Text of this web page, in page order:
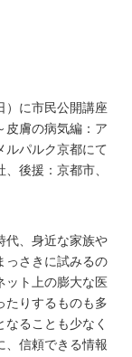
）に市民公開講座
皮膚の病気編：ア
ルパルク京都にて
後援：京都市、
代、身近な家族や
っさきに試みるの
ット上の膨大な医
たりするものも多
ることも少なく
、信頼できる情報